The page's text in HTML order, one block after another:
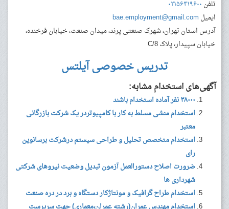
تلفن ۰۲۱۵۶۴۱۹۶۰۰
ایمیل bae.employment@gmail.com
آدرس استان تهران، شهرک صنعتی پرند، میدان صنعت، خیابان فرخنده،
خیابان سپیدار، پلاک C/8
تدریس خصوصی آیلتس
آگهی‌های استخدام مشابه:
۳۸۰۰۰ نفر آماده استخدام باشند
استخدام منشی مسلط به کار با کامپیوتردر یک شرکت بازرگانی
معتبر
استخدام متخصص تحلیل و طراحی سیستم درشرکت برسانوین
رای
ضرورت اصلاح دستورالعمل آزمون تبدیل وضعیت نیروهای شرکتی
شهرداری ها
استخدام طراح گرافیک و مونتاژکار دستگاه و برد در دره صنعت